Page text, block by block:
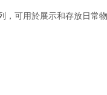
，可用於展示和存放日常